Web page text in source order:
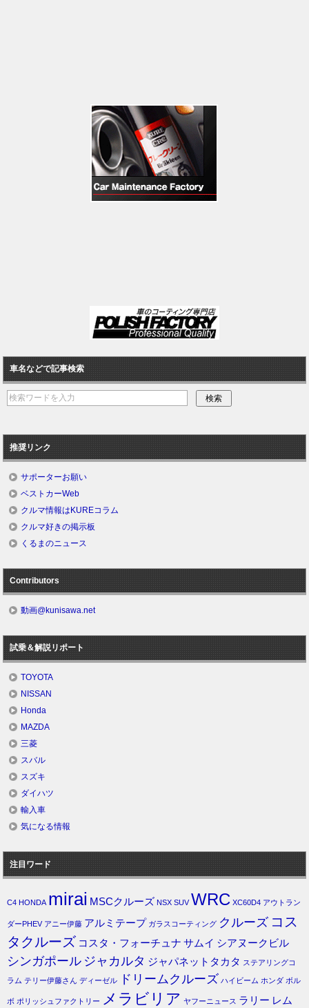
車名などで記事検索
推奨リンク
サポーターお願い
ベストカーWeb
クルマ情報はKUREコラム
クルマ好きの掲示板
くるまのニュース
Contributors
動画@kunisawa.net
試乗＆解説リポート
TOYOTA
NISSAN
Honda
MAZDA
三菱
スバル
スズキ
ダイハツ
輸入車
気になる情報
注目ワード
C4 HONDA mirai MSCクルーズ NSX SUV WRC XC60D4 アウトラン
ダーPHEV アニー伊藤 アルミテープ ガラスコーティング クルーズ コス
タクルーズ コスタ・フォーチュナ サムイ シアヌークビル
シンガポール ジャカルタ ジャパネットタカタ ステアリングコ
ラム テリー伊藤さん ディーゼル ドリームクルーズ ハイビーム ホンダ ボル
ボ ポリッシュファクトリー メラビリア ヤフーニュース ラリー レム